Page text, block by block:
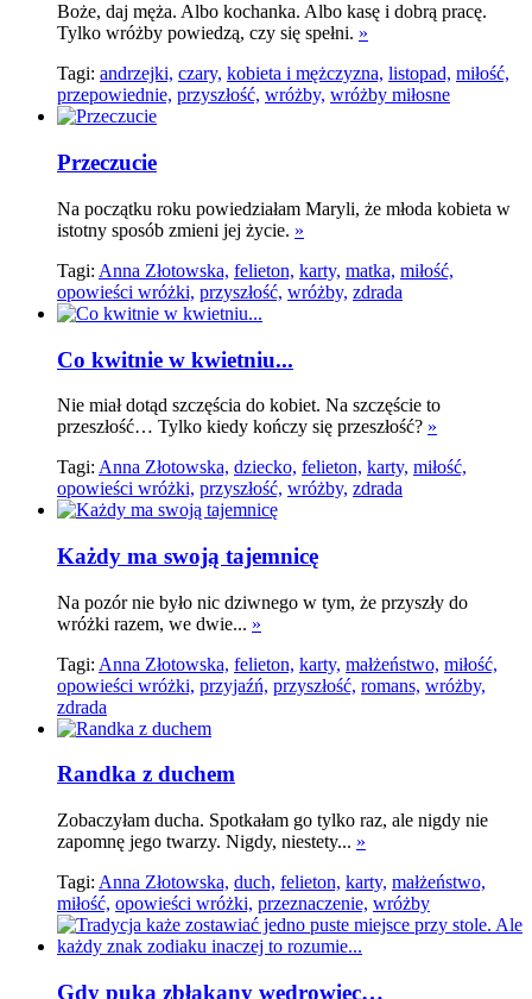
Boże, daj męża. Albo kochanka. Albo kasę i dobrą pracę.
Tylko wróżby powiedzą, czy się spełni. »
Tagi: andrzejki, czary, kobieta i mężczyzna, listopad, miłość,
przepowiednie, przyszłość, wróżby, wróżby miłosne
Przeczucie
Na początku roku powiedziałam Maryli, że młoda kobieta w
istotny sposób zmieni jej życie. »
Tagi: Anna Złotowska, felieton, karty, matka, miłość,
opowieści wróżki, przyszłość, wróżby, zdrada
Co kwitnie w kwietniu...
Nie miał dotąd szczęścia do kobiet. Na szczęście to
przeszłość… Tylko kiedy kończy się przeszłość? »
Tagi: Anna Złotowska, dziecko, felieton, karty, miłość,
opowieści wróżki, przyszłość, wróżby, zdrada
Każdy ma swoją tajemnicę
Na pozór nie było nic dziwnego w tym, że przyszły do
wróżki razem, we dwie... »
Tagi: Anna Złotowska, felieton, karty, małżeństwo, miłość,
opowieści wróżki, przyjaźń, przyszłość, romans, wróżby,
zdrada
Randka z duchem
Zobaczyłam ducha. Spotkałam go tylko raz, ale nigdy nie
zapomnę jego twarzy. Nigdy, niestety... »
Tagi: Anna Złotowska, duch, felieton, karty, małżeństwo,
miłość, opowieści wróżki, przeznaczenie, wróżby
Gdy puka zbłąkany wędrowiec…